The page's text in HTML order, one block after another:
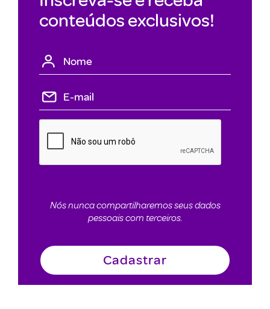
conteúdos exclusivos!
Nós nunca compartilharemos seus dados
pessoais com terceiros.